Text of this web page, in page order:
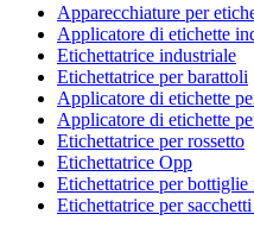
Apparecchiature per
Applicatore di etichette
Etichettatrice industriale
Etichettatrice per barattoli
Applicatore di etichette
Applicatore di etichette
Etichettatrice per rossetto
Etichettatrice Opp
Etichettatrice per
Etichettatrice per